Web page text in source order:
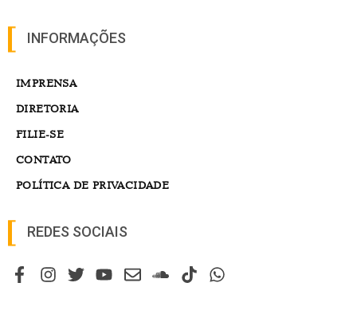
INFORMAÇÕES
IMPRENSA
DIRETORIA
FILIE-SE
CONTATO
POLÍTICA DE PRIVACIDADE
REDES SOCIAIS